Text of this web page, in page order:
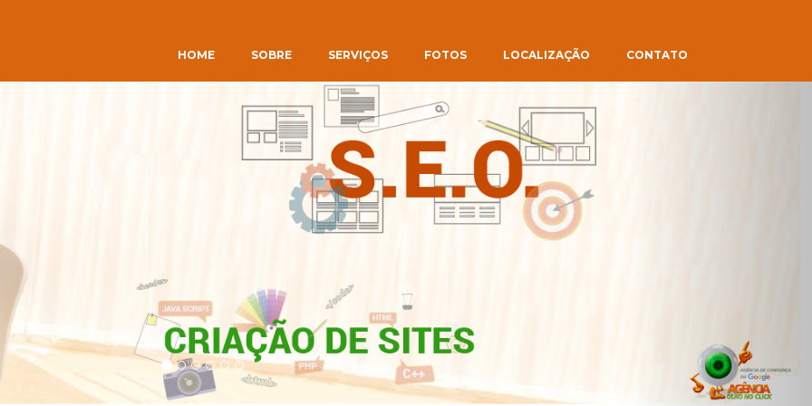
HOME SOBRE SERVIÇOS FOTOS LOCALIZAÇÃO CONTATO